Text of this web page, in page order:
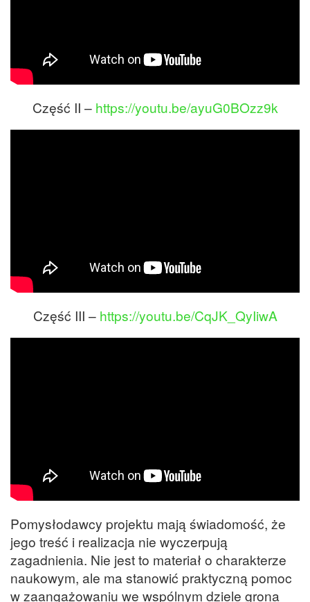
Część II – https://youtu.be/ayuG0BOzz9k
Część III – https://youtu.be/CqJK_QyIiwA
Pomysłodawcy projektu mają świadomość, że
jego treść i realizacja nie wyczerpują
zagadnienia. Nie jest to materiał o charakterze
naukowym, ale ma stanowić praktyczną pomoc
w zaangażowaniu we wspólnym dziele grona